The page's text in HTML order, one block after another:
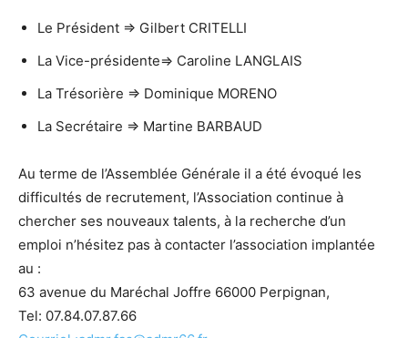
Le Président => Gilbert CRITELLI
La Vice-présidente=> Caroline LANGLAIS
La Trésorière => Dominique MORENO
La Secrétaire => Martine BARBAUD
Au terme de l’Assemblée Générale il a été évoqué les
difficultés de recrutement, l’Association continue à
chercher ses nouveaux talents, à la recherche d’un
emploi n’hésitez pas à contacter l’association implantée
au :
63 avenue du Maréchal Joffre 66000 Perpignan,
Tel: 07.84.07.87.66